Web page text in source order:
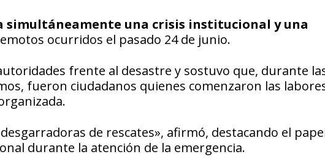
simultáneamente una crisis institucional y una
ocurridos el pasado 24 de junio.
frente al desastre y sostuvo que, durante
fueron ciudadanos quienes comenzaron las
de rescates», afirmó, destacando el
durante la atención de la emergencia.